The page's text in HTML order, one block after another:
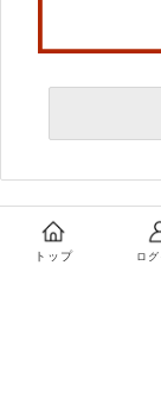
トップ ログ